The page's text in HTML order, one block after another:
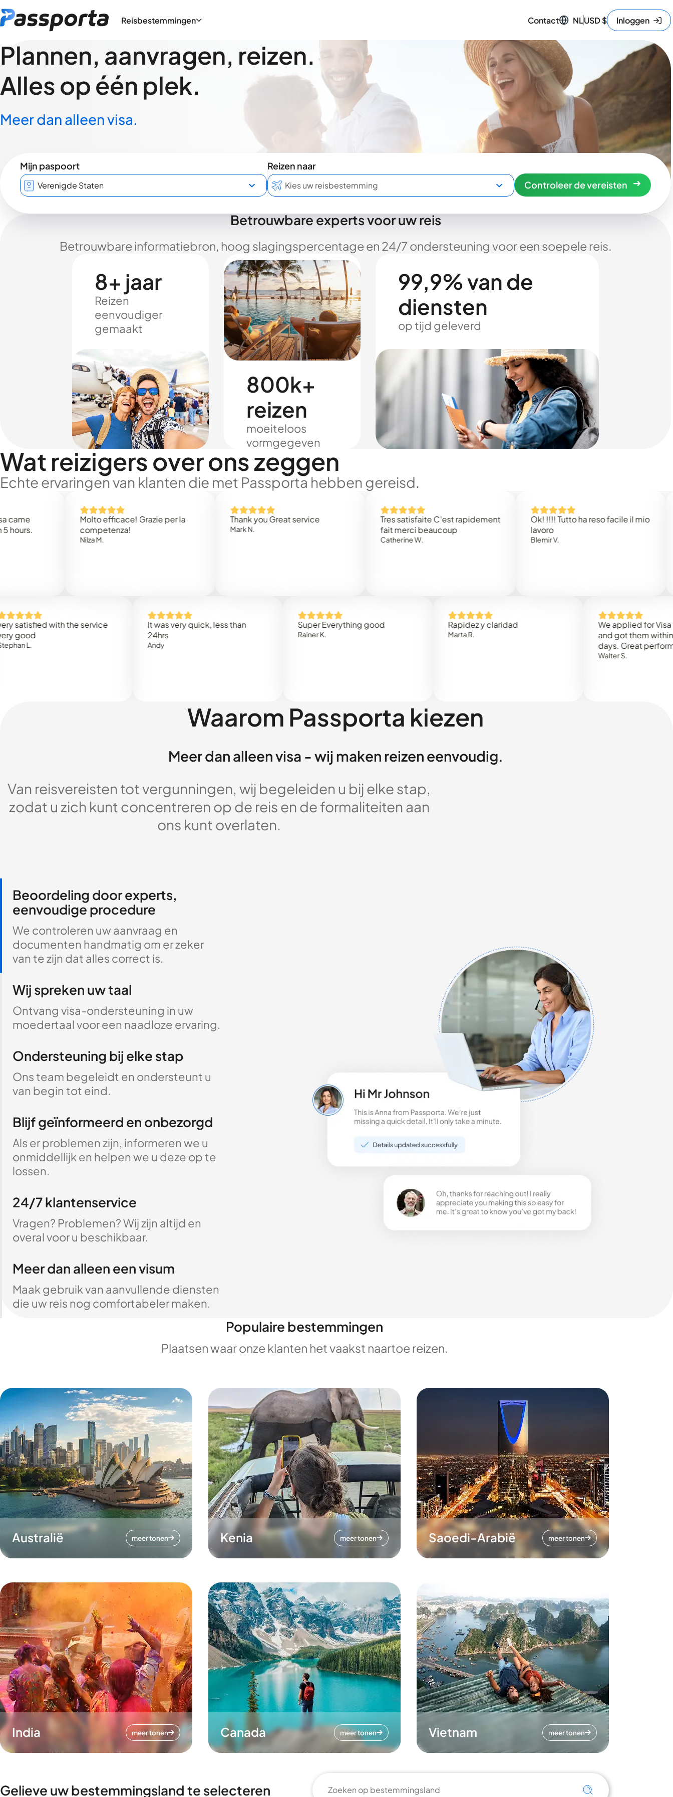
Reisbestemmingen Contact NLUSD$ Inloggen
Plannen, aanvragen, reizen.
Alles op één plek.
Meer dan alleen visa.
Mijn paspoort
Reizen naar
Controleer de vereisten
Betrouwbare experts voor uw reis
Betrouwbare informatiebron, hoog slagingspercentage en 24/7 ondersteuning voor een soepele reis.
8+ jaar
Reizen
eenvoudiger
gemaakt
800k+
reizen
moeiteloos
vormgegeven
99,9% van de
diensten
op tijd geleverd
Wat reizigers over ons zeggen
Echte ervaringen van klanten die met Passporta hebben gereisd.
Molto efficace! Grazie per la
competenza!
Thank you Great service
Tres satisfaite C’est rapidement
fait merci beaucoup
Catherine W.
Ok! !!!! Tutto ha reso facile il mio
with the service
It was very quick, less than
Super Everything good Rapidez y claridad
We applied for Visa to
and got them within 3
days. Great performance!
Walter S.
Waarom Passporta kiezen
Meer dan alleen visa - wij maken reizen eenvoudig.
Van reisvereisten tot vergunningen, wij begeleiden u bij elke stap,
zodat u zich kunt concentreren op de reis en de formaliteiten aan
ons kunt overlaten.
Beoordeling door experts,
eenvoudige procedure
We controleren uw aanvraag en
documenten handmatig om er zeker
van te zijn dat alles correct is.
Wij spreken uw taal
Ontvang visa-ondersteuning in uw
moedertaal voor een naadloze ervaring.
Ondersteuning bij elke stap
Ons team begeleidt en ondersteunt u
van begin tot eind.
Blijf geïnformeerd en onbezorgd
Als er problemen zijn, informeren we u
onmiddellijk en helpen we u deze op te
lossen.
24/7 klantenservice
Vragen? Problemen? Wij zijn altijd en
overal voor u beschikbaar.
Meer dan alleen een visum
Maak gebruik van aanvullende diensten
die uw reis nog comfortabeler maken.
Populaire bestemmingen
Plaatsen waar onze klanten het vaakst naartoe reizen.
Australië meer tonen Kenia meer tonen Saoedi-Arabië meer tonen
India meer tonen Canada meer tonen Vietnam meer tonen
Gelieve uw bestemmingsland te selecteren